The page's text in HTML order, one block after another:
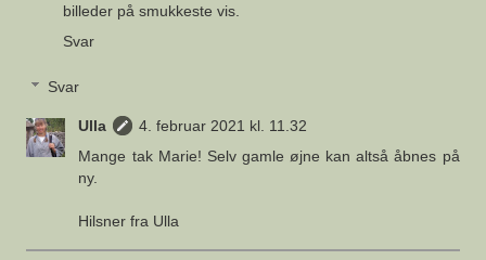
billeder på smukkeste vis.
Svar
Svar
Ulla
4. februar 2021 kl. 11.32
Mange tak Marie! Selv gamle øjne kan altså åbnes på
ny.
Hilsner fra Ulla